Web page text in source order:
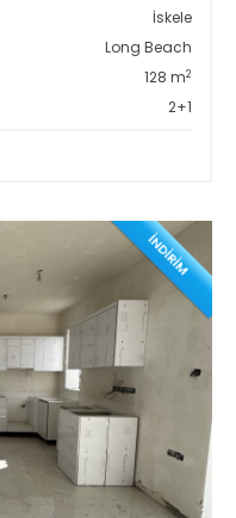
İskele
Long Beach
128 m2
2+1
İNDİRİM